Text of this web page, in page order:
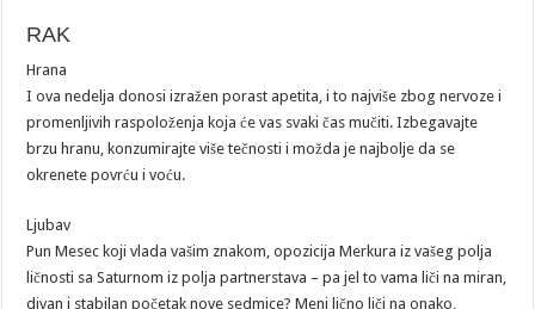
RAK
Hrana
I ova nedelja donosi izražen porast apetita, i to najviše zbog nervoze i
promenljivih raspoloženja koja će vas svaki čas mučiti. Izbegavajte
brzu hranu, konzumirajte više tečnosti i možda je najbolje da se
okrenete povrću i voću.
Ljubav
Pun Mesec koji vlada vašim znakom, opozicija Merkura iz vašeg polja
ličnosti sa Saturnom iz polja partnerstava – pa jel to vama liči na miran,
divan i stabilan početak nove sedmice? Meni lično liči na onako,